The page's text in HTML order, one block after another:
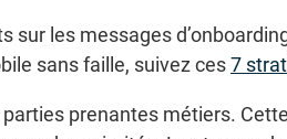
sur les messages
sans faille, suivez ces 7
prenantes métiers.